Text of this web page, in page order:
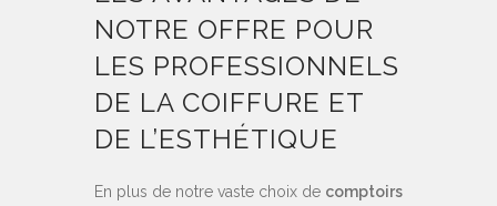
NOTRE OFFRE POUR
LES PROFESSIONNELS
DE LA COIFFURE ET
DE L’ESTHÉTIQUE
En plus de notre vaste choix de comptoirs